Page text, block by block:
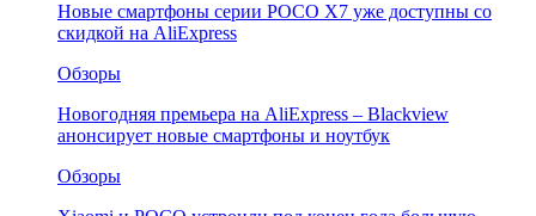
Новые смартфоны серии POCO X7 уже доступны со
скидкой на AliExpress
Обзоры
Новогодняя премьера на AliExpress – Blackview
анонсирует новые смартфоны и ноутбук
Обзоры